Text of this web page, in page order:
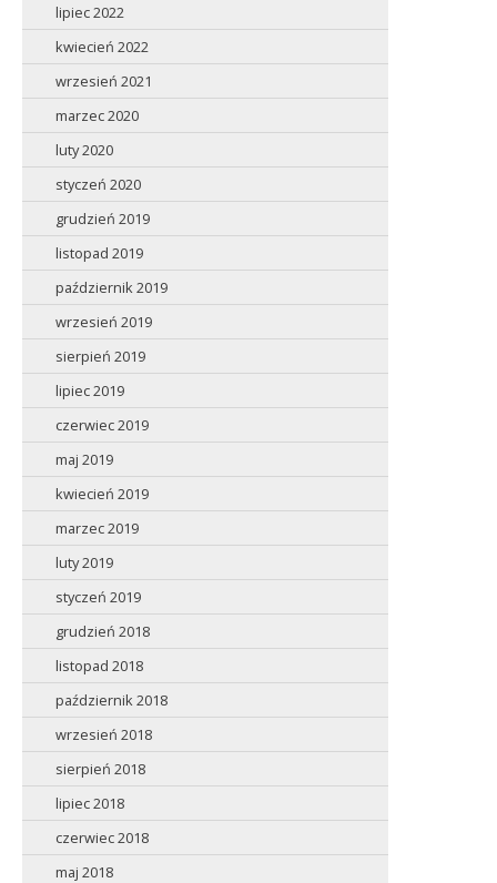
lipiec 2022
kwiecień 2022
wrzesień 2021
marzec 2020
luty 2020
styczeń 2020
grudzień 2019
listopad 2019
październik 2019
wrzesień 2019
sierpień 2019
lipiec 2019
czerwiec 2019
maj 2019
kwiecień 2019
marzec 2019
luty 2019
styczeń 2019
grudzień 2018
listopad 2018
październik 2018
wrzesień 2018
sierpień 2018
lipiec 2018
czerwiec 2018
maj 2018